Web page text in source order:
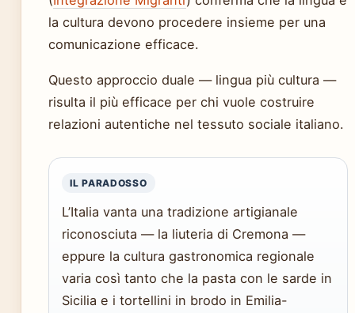
la cultura devono procedere insieme per una
comunicazione efficace.
Questo approccio duale — lingua più cultura —
risulta il più efficace per chi vuole costruire
relazioni autentiche nel tessuto sociale italiano.
IL PARADOSSO
L’Italia vanta una tradizione artigianale
riconosciuta — la liuteria di Cremona —
eppure la cultura gastronomica regionale
varia così tanto che la pasta con le sarde in
Sicilia e i tortellini in brodo in Emilia-